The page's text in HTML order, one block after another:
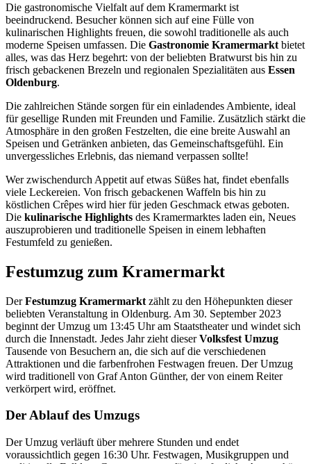
Die gastronomische Vielfalt auf dem Kramermarkt ist
beeindruckend. Besucher können sich auf eine Fülle von
kulinarischen Highlights freuen, die sowohl traditionelle als auch
moderne Speisen umfassen. Die Gastronomie Kramermarkt bietet
alles, was das Herz begehrt: von der beliebten Bratwurst bis hin zu
frisch gebackenen Brezeln und regionalen Spezialitäten aus Essen
Oldenburg.
Die zahlreichen Stände sorgen für ein einladendes Ambiente, ideal
für gesellige Runden mit Freunden und Familie. Zusätzlich stärkt die
Atmosphäre in den großen Festzelten, die eine breite Auswahl an
Speisen und Getränken anbieten, das Gemeinschaftsgefühl. Ein
unvergessliches Erlebnis, das niemand verpassen sollte!
Wer zwischendurch Appetit auf etwas Süßes hat, findet ebenfalls
viele Leckereien. Von frisch gebackenen Waffeln bis hin zu
köstlichen Crêpes wird hier für jeden Geschmack etwas geboten.
Die kulinarische Highlights des Kramermarktes laden ein, Neues
auszuprobieren und traditionelle Speisen in einem lebhaften
Festumfeld zu genießen.
Festumzug zum Kramermarkt
DerFestumzug Kramermarkt zählt zu den Höhepunkten dieser
beliebten Veranstaltung in Oldenburg. Am 30. September 2023
beginnt der Umzug um 13:45 Uhr am Staatstheater und windet sich
durch die Innenstadt. Jedes Jahr zieht dieserVolksfest Umzug
Tausende von Besuchern an, die sich auf die verschiedenen
Attraktionen und die farbenfrohen Festwagen freuen. Der Umzug
wird traditionell von Graf Anton Günther, der von einem Reiter
verkörpert wird, eröffnet.
Der Ablauf des Umzugs
Der Umzug verläuft über mehrere Stunden und endet
voraussichtlich gegen 16:30 Uhr. Festwagen, Musikgruppen und